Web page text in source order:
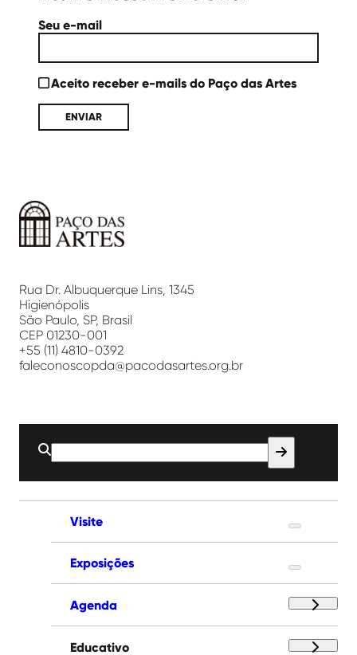
Seu e-mail
Aceito receber e-mails do Paço das Artes
Artes
Rua Dr. Albuquerque Lins, 1345
Higienópolis
São Paulo, SP, Brasil
CEP 01230-001
+55 (11) 4810-0392
faleconoscopda@pacodasartes.org.br
Buscar
por:
Visite
Exposições
Agenda
Educativo